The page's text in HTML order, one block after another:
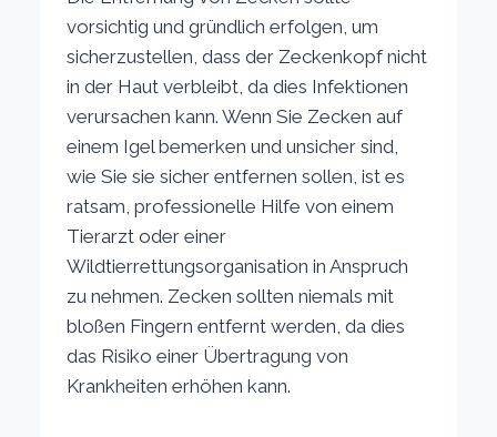
vorsichtig und gründlich erfolgen, um
sicherzustellen, dass der Zeckenkopf nicht
in der Haut verbleibt, da dies Infektionen
verursachen kann. Wenn Sie Zecken auf
einem Igel bemerken und unsicher sind,
wie Sie sie sicher entfernen sollen, ist es
ratsam, professionelle Hilfe von einem
Tierarzt oder einer
Wildtierrettungsorganisation in Anspruch
zu nehmen. Zecken sollten niemals mit
bloßen Fingern entfernt werden, da dies
das Risiko einer Übertragung von
Krankheiten erhöhen kann.